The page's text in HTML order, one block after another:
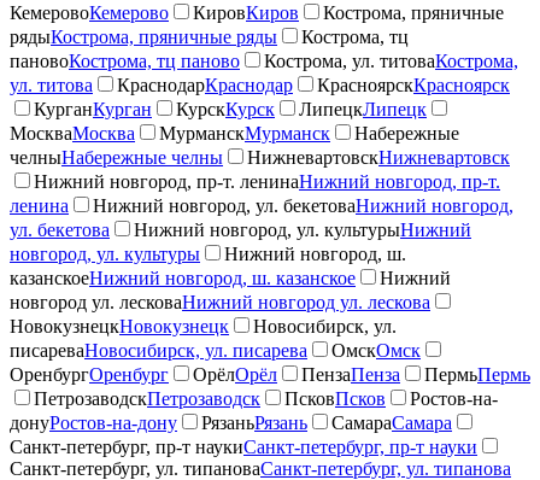
КемеровоКемерово КировКиров
Кострома, пряничные
рядыКострома, пряничные ряды
Кострома, тц
пановоКострома, тц паново Кострома, ул. титоваКострома,
ул. титова
КраснодарКраснодар КрасноярскКрасноярск
КурганКурган КурскКурск ЛипецкЛипецк
МоскваМосква МурманскМурманск
Набережные
челныНабережные челны НижневартовскНижневартовск
Нижний новгород, пр-т. ленинаНижний новгород, пр-т.
ленина
Нижний новгород, ул. бекетоваНижний новгород,
ул. бекетова
Нижний новгород, ул. культурыНижний
новгород, ул. культуры
Нижний новгород, ш.
казанскоеНижний новгород, ш. казанское
Нижний
новгород ул. лесковаНижний новгород ул. лескова
НовокузнецкНовокузнецк
Новосибирск, ул.
писареваНовосибирск, ул. писарева ОмскОмск
ОренбургОренбург ОрёлОрёл ПензаПенза ПермьПермь
ПетрозаводскПетрозаводск ПсковПсков
Ростов-на-
донуРостов-на-дону РязаньРязань СамараСамара
Санкт-петербург, пр-т наукиСанкт-петербург, пр-т науки
Санкт-петербург, ул. типановаСанкт-петербург, ул. типанова